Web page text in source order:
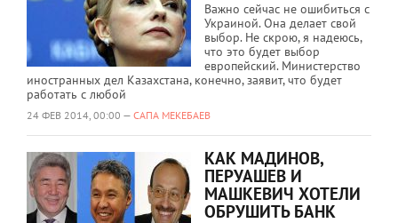
Важно сейчас не ошибиться с
Украиной. Она делает свой
выбор. Не скрою, я надеюсь,
что это будет выбор
европейский. Министерство
иностранных дел Казахстана, конечно, заявит, что будет
работать с любой
24 ФЕВ 2014, 00:00 — САПА МЕКЕБАЕВ
КАК МАДИНОВ,
ПЕРУАШЕВ И
МАШКЕВИЧ ХОТЕЛИ
ОБРУШИТЬ БАНК